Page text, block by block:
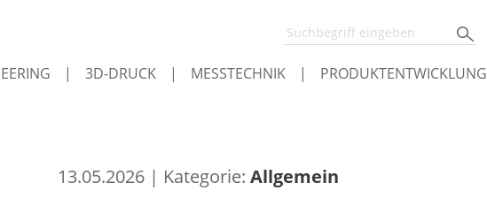
| 3D-DRUCK | MESSTECHNIK | PRODUKTENTWICKLUNG
13.05.2026 | Kategorie:Allgemein